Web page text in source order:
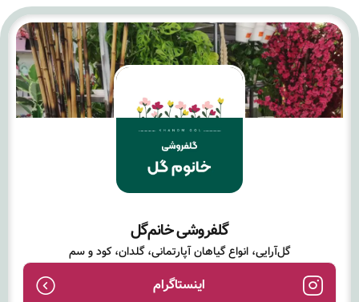
گلفروشی خانم‌گل
گل‌آرایی، انواع گیاهان آپارتمانی، گلدان، کود و سم
اینستاگرام